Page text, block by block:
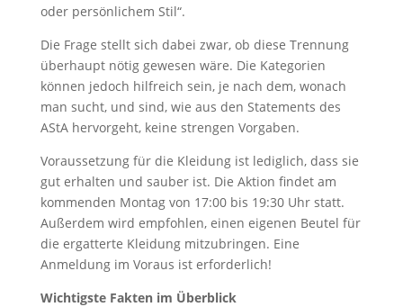
oder persönlichem Stil“.
Die Frage stellt sich dabei zwar, ob diese Trennung
überhaupt nötig gewesen wäre. Die Kategorien
können jedoch hilfreich sein, je nach dem, wonach
man sucht, und sind, wie aus den Statements des
AStA hervorgeht, keine strengen Vorgaben.
Voraussetzung für die Kleidung ist lediglich, dass sie
gut erhalten und sauber ist. Die Aktion findet am
kommenden Montag von 17:00 bis 19:30 Uhr statt.
Außerdem wird empfohlen, einen eigenen Beutel für
die ergatterte Kleidung mitzubringen. Eine
Anmeldung im Voraus ist erforderlich!
Wichtigste Fakten im Überblick